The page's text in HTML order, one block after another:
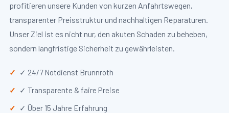
profitieren unsere Kunden von kurzen Anfahrtswegen,
transparenter Preisstruktur und nachhaltigen Reparaturen.
Unser Ziel ist es nicht nur, den akuten Schaden zu beheben,
sondern langfristige Sicherheit zu gewährleisten.
✓ 24/7 Notdienst Brunnroth
✓ Transparente & faire Preise
✓ Über 15 Jahre Erfahrung